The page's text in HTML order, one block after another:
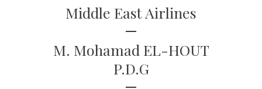
Middle East Airlines
M. Mohamad EL-HOUT
P.D.G